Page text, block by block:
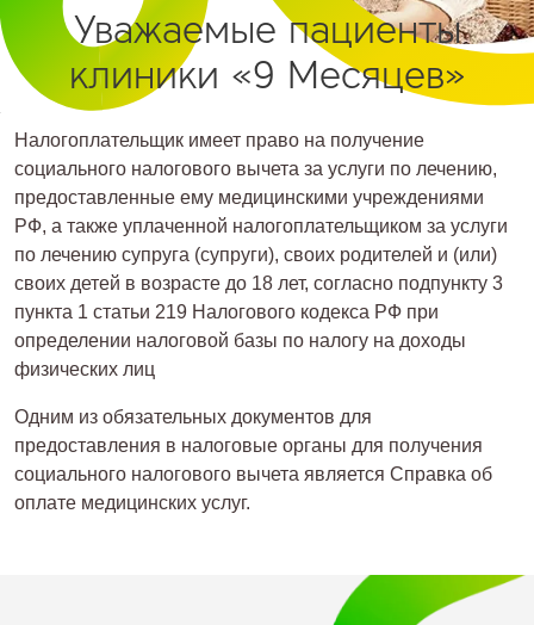
Уважаемые пациенты
клиники «9 Месяцев»
Налогоплательщик имеет право на получение
социального налогового вычета за услуги по лечению,
предоставленные ему медицинскими учреждениями
РФ, а также уплаченной налогоплательщиком за услуги
по лечению супруга (супруги), своих родителей и (или)
своих детей в возрасте до 18 лет, согласно подпункту 3
пункта 1 статьи 219 Налогового кодекса РФ при
определении налоговой базы по налогу на доходы
физических лиц
Одним из обязательных документов для
предоставления в налоговые органы для получения
социального налогового вычета является Справка об
оплате медицинских услуг.